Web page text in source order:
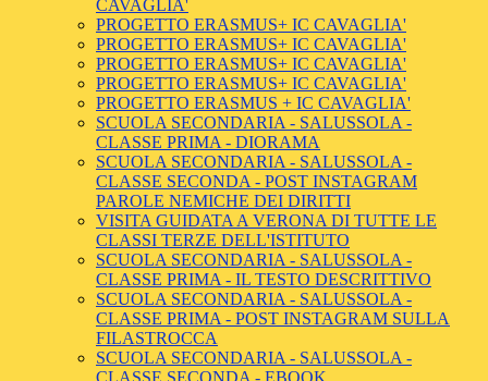
CAVAGLIA'
PROGETTO ERASMUS+ IC CAVAGLIA'
PROGETTO ERASMUS+ IC CAVAGLIA'
PROGETTO ERASMUS+ IC CAVAGLIA'
PROGETTO ERASMUS+ IC CAVAGLIA'
PROGETTO ERASMUS + IC CAVAGLIA'
SCUOLA SECONDARIA - SALUSSOLA -
CLASSE PRIMA - DIORAMA
SCUOLA SECONDARIA - SALUSSOLA -
CLASSE SECONDA - POST INSTAGRAM
PAROLE NEMICHE DEI DIRITTI
VISITA GUIDATA A VERONA DI TUTTE LE
CLASSI TERZE DELL'ISTITUTO
SCUOLA SECONDARIA - SALUSSOLA -
CLASSE PRIMA - IL TESTO DESCRITTIVO
SCUOLA SECONDARIA - SALUSSOLA -
CLASSE PRIMA - POST INSTAGRAM SULLA
FILASTROCCA
SCUOLA SECONDARIA - SALUSSOLA -